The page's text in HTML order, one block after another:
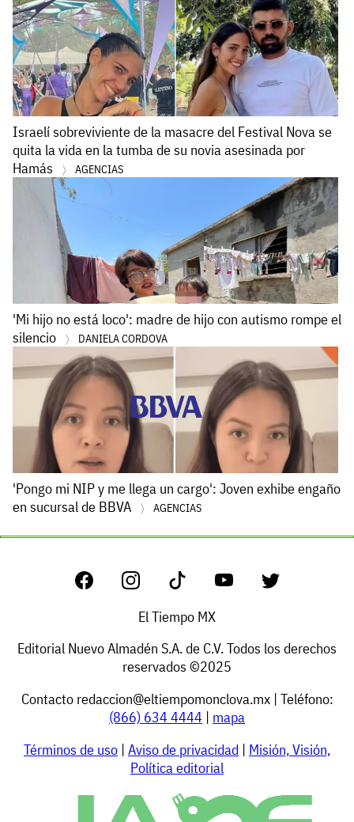
Israelí sobreviviente de la masacre del Festival Nova se
quita la vida en la tumba de su novia asesinada por
Hamás
AGENCIAS
'Mi hijo no está loco': madre de hijo con autismo rompe el
silencio
DANIELA CORDOVA
'Pongo mi NIP y me llega un cargo': Joven exhibe engaño
en sucursal de BBVA
AGENCIAS
El Tiempo MX
Editorial Nuevo Almadén S.A. de C.V. Todos los derechos
reservados ©2025
Contacto redaccion@eltiempomonclova.mx| Teléfono:
(866) 634 4444 | mapa
Términos de uso | Aviso de privacidad | Misión, Visión,
Política editorial